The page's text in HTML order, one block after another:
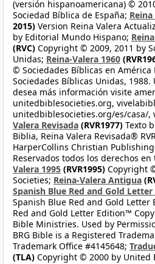
(versión hispanoamericana) ©
Sociedad Bíblica de España;
2015) Version Reina Valera
by Editorial Mundo Hispano;
(RVC) Copyright © 2009, 2011 by
Unidas; Reina-Valera 1960
© Sociedades Bíblicas en América
Sociedades Bíblicas Unidas,
desea más información visite
unitedbiblesocieties.org,
unitedbiblesocieties.org/es/casa/,
Valera Revisada (RVR1977) Texto
Biblia, Reina Valera Revisada®
HarperCollins Christian
Reservados todos los derechos
Valera 1995 (RVR1995) Copyright
Societies; Reina-Valera Antigua
Spanish Blue Red and Gold
Spanish Blue Red and Gold Letter
Red and Gold Letter Edition™
Bible Ministries. Used by
BRG Bible is a Registered
Trademark Office #4145648;
(TLA) Copyright © 2000 by United